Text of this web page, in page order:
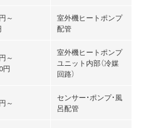
～
室外機ヒートポンプ
配管
～
円
室外機ヒートポンプ
ユニット内部（冷媒
回路）
～
センサー・ポンプ・風
呂配管